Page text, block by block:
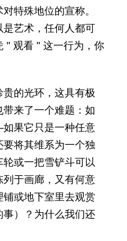
特殊地位的宣称。
艺术，任何人都可
" 观看 " 这一行为，你
的光环，这具有极
来了一个难题：如
果它只是一种任意
将其维系为一个独
或一把雪铲斗可以
于画廊，又有何意
铺或地下室里去观赏
）？为什么我们还